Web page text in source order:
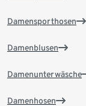
Damensporthosen
Damenblusen
Damenunterwäsche
Damenhosen